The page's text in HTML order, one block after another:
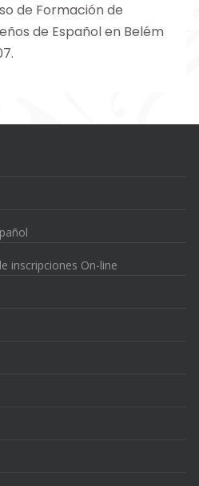
de Formación de
de Español en Belém
inscripciones On-line